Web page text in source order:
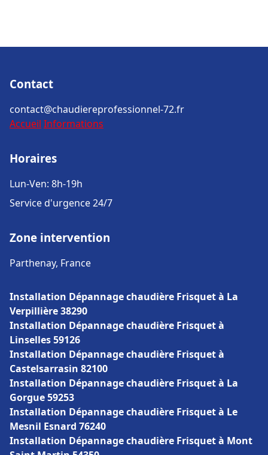
Contact
contact@chaudiereprofessionnel-72.fr
Accueil Informations
Horaires
Lun-Ven: 8h-19h
Service d'urgence 24/7
Zone intervention
Parthenay, France
Installation Dépannage chaudière Frisquet à La
Verpillière 38290
Installation Dépannage chaudière Frisquet à
Linselles 59126
Installation Dépannage chaudière Frisquet à
Castelsarrasin 82100
Installation Dépannage chaudière Frisquet à La
Gorgue 59253
Installation Dépannage chaudière Frisquet à Le
Mesnil Esnard 76240
Installation Dépannage chaudière Frisquet à Mont